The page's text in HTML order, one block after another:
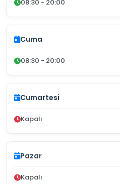
08:30 - 20:00
Cuma
08:30 - 20:00
Cumartesi
Kapalı
Pazar
Kapalı